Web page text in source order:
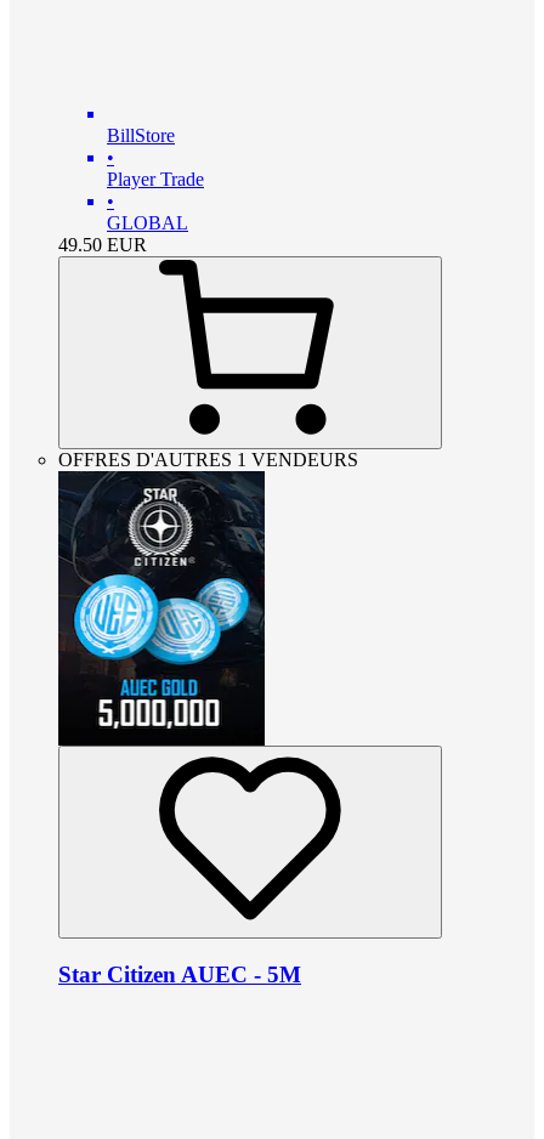
BillStore
•
Player Trade
•
GLOBAL
49.50 EUR
OFFRES D'AUTRES 1 VENDEURS
Star Citizen AUEC - 5M